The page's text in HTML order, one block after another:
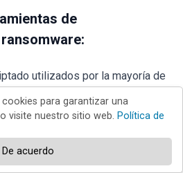
de
utilizados por la mayoría de
son extremadamente
se realiza correctamente,
restaurar los datos. Esto se
requiere una clave
para garantizar una
visite nuestro sitio web. Política de
De acuerdo